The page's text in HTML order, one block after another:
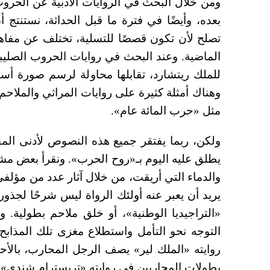
بعده، وأيضًا في فترة ما قبل الحداثة،
تصلح لأن تكون قصصًا للتسلية، تختلف عن
الماضية. وعند البحث في روايات الحروب
للملك ريتشارد، تقابلها محاولة لرسم صورة
وهناك أمثلة كثيرة على روايات المراثي
مثل «حرب المائة عام».
ولكن، ربما يفتقر جميع هذه النصوص لأدنى
يطلق عليه اليوم بـ«روح الحرب». ونقرأ بعض
والدماء التي أريقت، من خلال آثار عدد من
يريد أن يعبر عنه أولئك الرواة ليس شرحًا
«التراجيديا الوطنية»، أو خلق ملاحم
التوجه نحو التأمل واستطلاع مغزى تلك
روايته «الملك لير» يصف الرجل المحارب،
بطولات المحاربين في روايته «تريسترام